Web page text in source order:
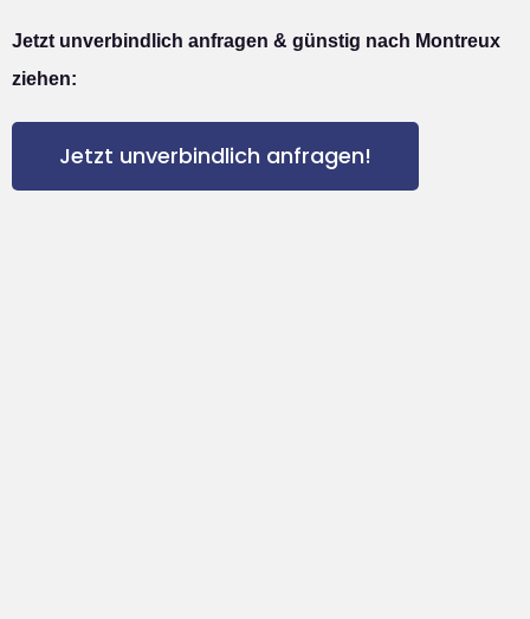
Jetzt unverbindlich anfragen & günstig nach Montreux
ziehen:
Jetzt unverbindlich anfragen!